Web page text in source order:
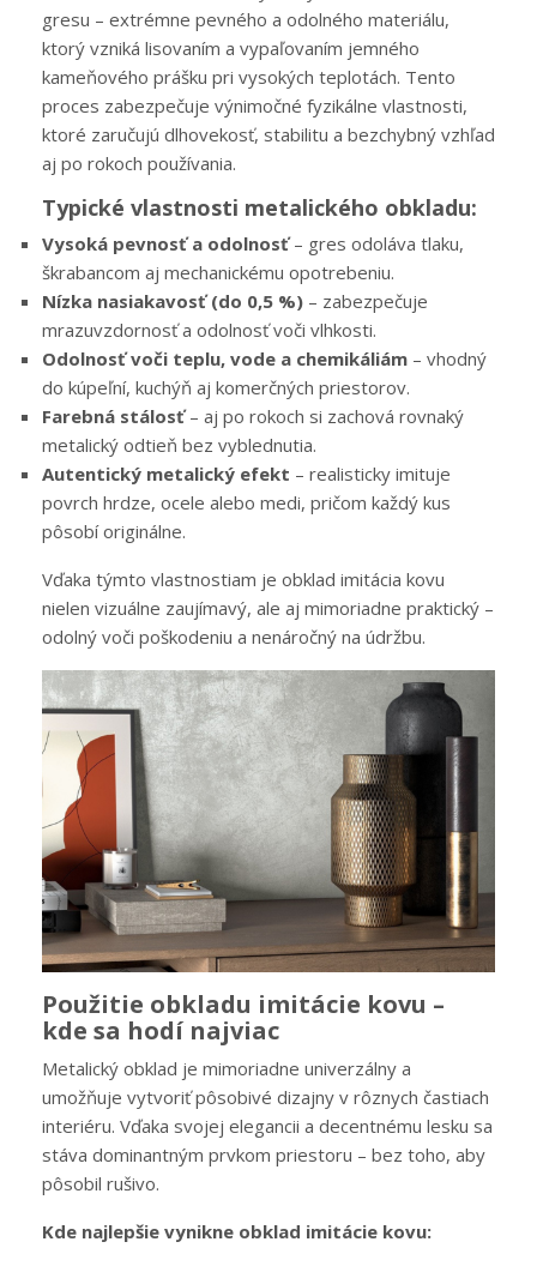
gresu – extrémne pevného a odolného materiálu,
ktorý vzniká lisovaním a vypaľovaním jemného
kameňového prášku pri vysokých teplotách. Tento
proces zabezpečuje výnimočné fyzikálne vlastnosti,
ktoré zaručujú dlhovekosť, stabilitu a bezchybný vzhľad
aj po rokoch používania.
Typické vlastnosti metalického obkladu:
Vysoká pevnosť a odolnosť– gres odoláva tlaku,
škrabancom aj mechanickému opotrebeniu.
Nízka nasiakavosť (do 0,5 %) – zabezpečuje
mrazuvzdornosť a odolnosť voči vlhkosti.
Odolnosť voči teplu, vode a chemikáliám – vhodný
do kúpeľní, kuchýň aj komerčných priestorov.
Farebná stálosť– aj po rokoch si zachová rovnaký
metalický odtieň bez vyblednutia.
Autentický metalický efekt – realisticky imituje
povrch hrdze, ocele alebo medi, pričom každý kus
pôsobí originálne.
Vďaka týmto vlastnostiam je obklad imitácia kovu
nielen vizuálne zaujímavý, ale aj mimoriadne praktický –
odolný voči poškodeniu a nenáročný na údržbu.
Použitie obkladu imitácie kovu –
kde sa hodí najviac
Metalický obklad je mimoriadne univerzálny a
umožňuje vytvoriť pôsobivé dizajny v rôznych častiach
interiéru. Vďaka svojej elegancii a decentnému lesku sa
stáva dominantným prvkom priestoru – bez toho, aby
pôsobil rušivo.
Kde najlepšie vynikne obklad imitácie kovu: